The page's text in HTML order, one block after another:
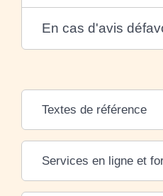
En cas d'avis
Textes de référence
Services en ligne et